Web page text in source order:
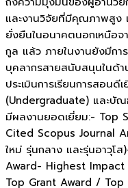
และงานวิจัยที่มีคุณภาพสูง
ยั่งยืนในอนาคตนอกเหนือจ
กูล แล้ว ภายในงานยังมีกา
บุคลากรสายสนับสนุนในด้
ประเมินการเรียนการสอน
(Undergraduate) และบั
มีผลงานยอดเยี่ยม:- Top
Cited Scopus Journal
ใหม่ รุ่นกลาง และรุ่นอาวุโ
Award- Highest
Top Grant Award /